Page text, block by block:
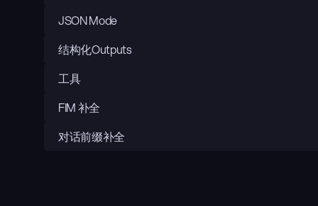
JSON Mode
结构化Outputs
工具
FIM 补全
对话前缀补全